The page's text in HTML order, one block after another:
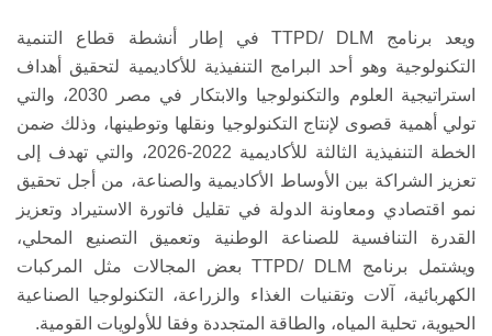
ويعد برنامج TTPD/ DLM في إطار أنشطة قطاع التنمية
التكنولوجية وهو أحد البرامج التنفيذية للأكاديمية لتحقيق أهداف
استراتيجية العلوم والتكنولوجيا والابتكار في مصر 2030، والتي
تولي أهمية قصوى لإنتاج التكنولوجيا ونقلها وتوطينها، وذلك ضمن
الخطة التنفيذية الثالثة للأكاديمية 2022-2026، والتي تهدف إلى
تعزيز الشراكة بين الأوساط الأكاديمية والصناعة، من أجل تحقيق
نمو اقتصادي ومعاونة الدولة في تقليل فاتورة الاستيراد وتعزيز
القدرة التنافسية للصناعة الوطنية وتعميق التصنيع المحلي،
ويشتمل برنامج TTPD/ DLM بعض المجالات مثل المركبات
الكهربائية، آلات وتقنيات الغذاء والزراعة، التكنولوجيا الصناعية
الحيوية، تحلية المياه، والطاقة المتجددة وفقا للأولويات القومية.